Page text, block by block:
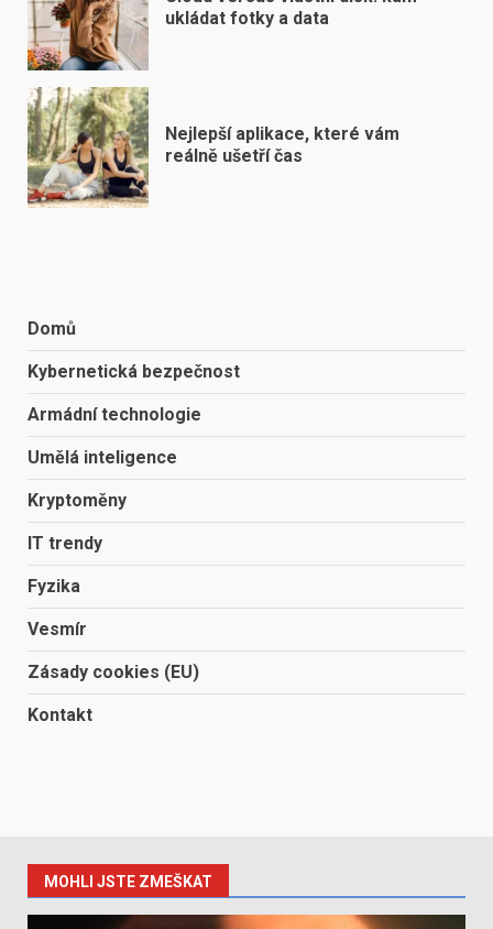
ukládat fotky a data
Nejlepší aplikace, které vám
reálně ušetří čas
Domů
Kybernetická bezpečnost
Armádní technologie
Umělá inteligence
Kryptoměny
IT trendy
Fyzika
Vesmír
Zásady cookies (EU)
Kontakt
MOHLI JSTE ZMEŠKAT